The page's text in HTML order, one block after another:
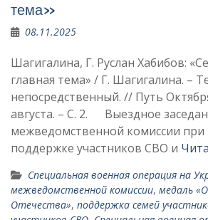
тема»
08.11.2025
Шагигалина, Г. Руслан Хабибов:
главная тема» / Г. Шагигалина. –
непосредственный. // Путь
августа. – С. 2. Выездное
межведомственной комиссии при
поддержке участников СВО и
Специальная военная операция на
межведомственной комиссии, меда­ль
Отечества», поддержка семей